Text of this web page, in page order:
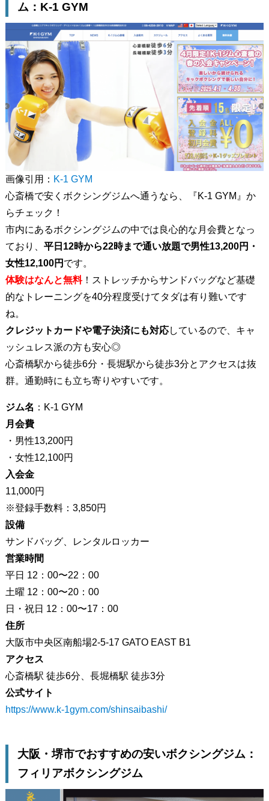
ム：K-1 GYM
画像引用： K-1 GYM
心斎橋で安くボクシングジムへ通うなら、『K-1 GYM』か
らチェック！
市内にあるボクシングジムの中では良心的な月会費となっ
ており、 平日12時から22時まで通い放題で男性13,200円・
女性12,100円 です。
体験はなんと無料！ストレッチからサンドバッグなど基礎
的なトレーニングを40分程度受けてタダは有り難いです
ね。
クレジットカードや電子決済にも対応しているので、キャ
ッシュレス派の方も安心◎
心斎橋駅から徒歩6分・長堀駅から徒歩3分とアクセスは抜
群。通勤時にも立ち寄りやすいです。
ジム名 ：K-1 GYM
月会費
・男性13,200円
・女性12,100円
入会金
11,000円
※登録手数料：3,850円
設備
サンドバッグ、レンタルロッカー
営業時間
平日 12：00〜22：00
土曜 12：00〜20：00
日・祝日 12：00〜17：00
住所
大阪市中央区南船場2-5-17 GATO EAST B1
アクセス
心斎橋駅 徒歩6分、長堀橋駅 徒歩3分
公式サイト
https://www.k-1gym.com/shinsaibashi/
大阪・堺市でおすすめの安いボクシングジム：
フィリアボクシングジム